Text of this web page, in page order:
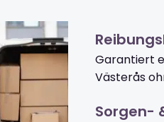
Garantiert
Västerås
Sorgen-